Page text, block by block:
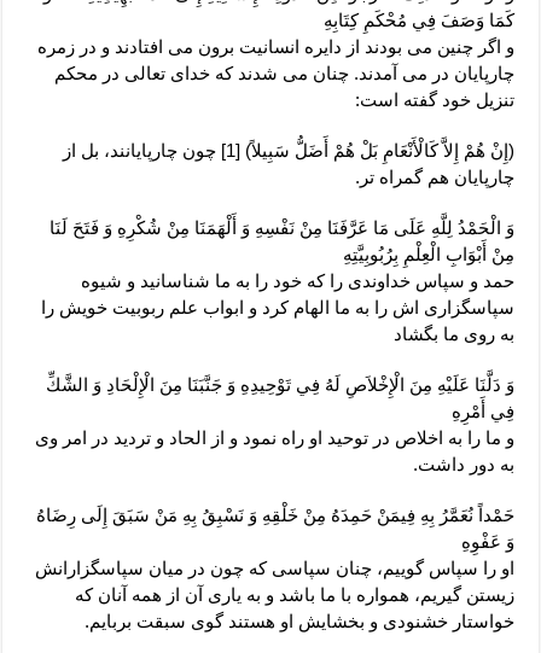
كَمَا وَصَفَ فِي مُحْكَمِ كِتَابِهِ‏
و اگر چنين مى‏ بودند از دايره انسانيت برون مى ‏افتادند و در زمره
چارپايان در مى‏ آمدند. چنان مى‏ شدند كه خداى تعالى در محكم
تنزيل خود گفته است:
(إِنْ هُمْ إِلاَّ كَالْأَنْعَامِ بَلْ هُمْ أَضَلُّ سَبِيلاً) [1] چون چارپايانند، بل از
چارپايان هم گمراه‏ تر.
وَ الْحَمْدُ لِلَّهِ عَلَى مَا عَرَّفَنَا مِنْ نَفْسِهِ وَ أَلْهَمَنَا مِنْ شُكْرِهِ وَ فَتَحَ لَنَا
مِنْ أَبْوَابِ الْعِلْمِ بِرُبُوبِيَّتِهِ‏
حمد و سپاس خداوندى را كه خود را به ما شناسانيد و شيوه
سپاسگزارى‏ اش را به ما الهام كرد و ابواب علم ربوبيت خويش را
به روى ما بگشاد
وَ دَلَّنَا عَلَيْهِ مِنَ الْإِخْلاَصِ لَهُ فِي تَوْحِيدِهِ وَ جَنَّبَنَا مِنَ الْإِلْحَادِ وَ الشَّكِّ
فِي أَمْرِهِ‏
و ما را به اخلاص در توحيد او راه نمود و از الحاد و ترديد در امر وى
به دور داشت.
حَمْداً نُعَمَّرُ بِهِ فِيمَنْ حَمِدَهُ مِنْ خَلْقِهِ وَ نَسْبِقُ بِهِ مَنْ سَبَقَ إِلَى رِضَاهُ
وَ عَفْوِهِ‏
او را سپاس گوييم، چنان سپاسى كه چون در ميان سپاسگزارانش
زيستن گيريم، همواره با ما باشد و به يارى آن از همه آنان كه
خواستار خشنودى و بخشايش او هستند گوى سبقت بربايم.